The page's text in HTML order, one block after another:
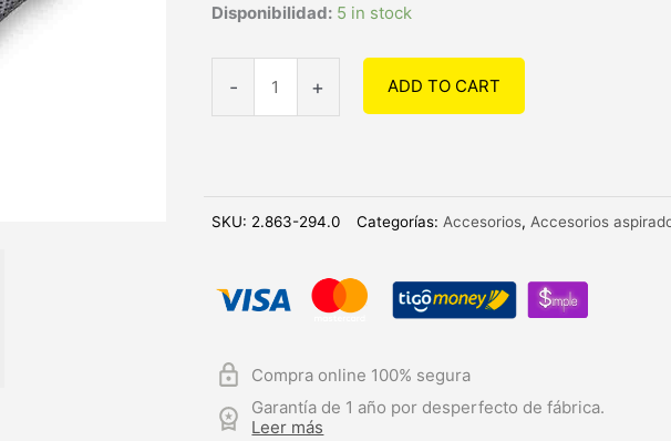
Disponibilidad: 5 in stock
-
Bolsa
+ ADD TO CART
SKU: 2.863-294.0 Categorías: Accesorios, Accesorios
Compra online 100% segura
Garantía de 1 año por desperfecto de fábrica.
Leer más